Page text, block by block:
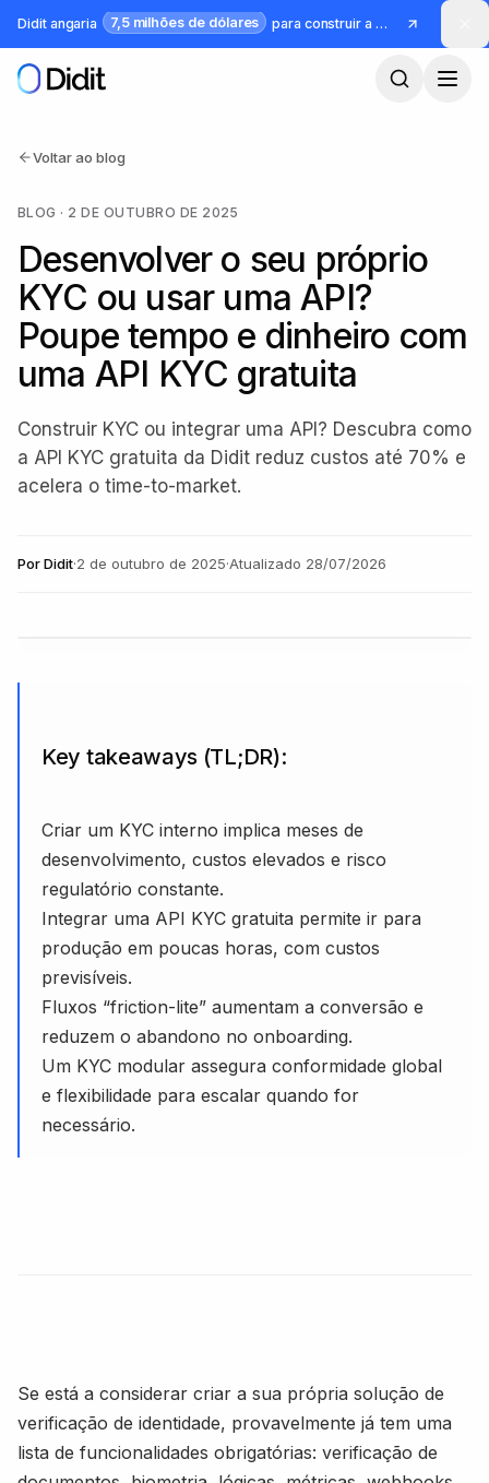
Saltar para o conteúdo principal
Didit angaria 7,5 milhões de dólares para construir a infraestrutura para identidade e fraude
Voltar ao blog
BLOG · 2 DE OUTUBRO DE 2025
Desenvolver o seu próprio
KYC ou usar uma API?
Poupe tempo e dinheiro com
uma API KYC gratuita
Construir KYC ou integrar uma API? Descubra como
a API KYC gratuita da Didit reduz custos até 70% e
acelera o time-to-market.
PorDidit·2 de outubro de 2025·Atualizado 28/07/2026
Key takeaways (TL;DR):
Criar um KYC interno implica meses de
desenvolvimento, custos elevados e risco
regulatório constante.
Integrar uma API KYC gratuita permite ir para
produção em poucas horas, com custos
previsíveis.
Fluxos “friction-lite” aumentam a conversão e
reduzem o abandono no onboarding.
Um KYC modular assegura conformidade global
e flexibilidade para escalar quando for
necessário.
Se está a considerar criar a sua própria solução de
verificação de identidade, provavelmente já tem uma
lista de funcionalidades obrigatórias: verificação de